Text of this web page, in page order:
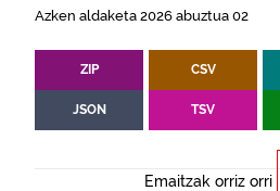
Azken aldaketa 2026 abuztua 02
ZIP CSV
JSON TSV
Emaitzak orriz orri